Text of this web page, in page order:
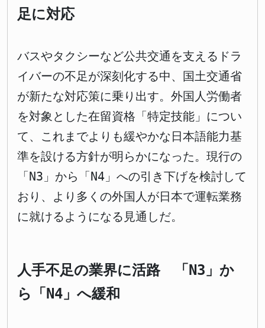
足に対応
バスやタクシーなど公共交通を支えるドラ
イバーの不足が深刻化する中、国土交通省
が新たな対応策に乗り出す。外国人労働者
を対象とした在留資格「特定技能」につい
て、これまでよりも緩やかな日本語能力基
準を設ける方針が明らかになった。現行の
「N3」から「N4」への引き下げを検討して
おり、より多くの外国人が日本で運転業務
に就けるようになる見通しだ。
人手不足の業界に活路 「N3」か
ら「N4」へ緩和